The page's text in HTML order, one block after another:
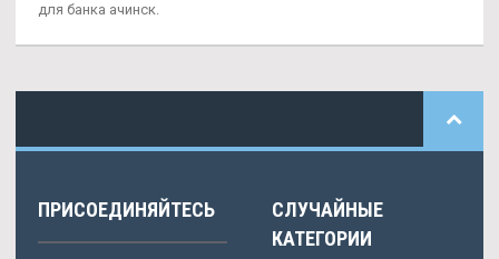
для банка ачинск.
ПРИСОЕДИНЯЙТЕСЬ
СЛУЧАЙНЫЕ
КАТЕГОРИИ